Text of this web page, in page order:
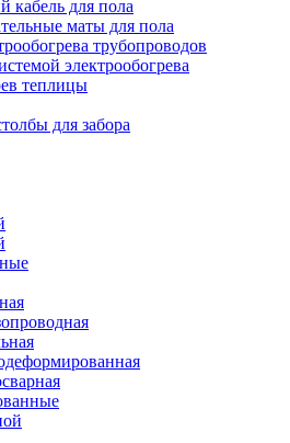
кабель для пола
маты для пола
трубопроводов
электрообогрева
теплицы
для забора